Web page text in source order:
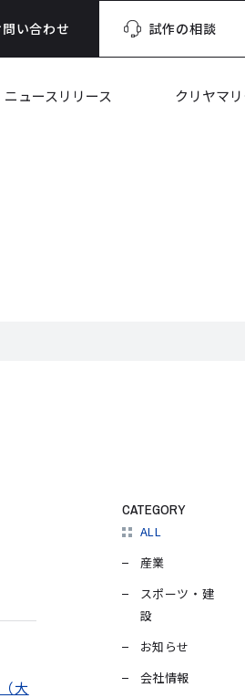
い合わせ 試作の相談
ニュースリリース クリヤマ
大
CATEGORY
ALL
産業
スポーツ・建
設
お知らせ
会社情報